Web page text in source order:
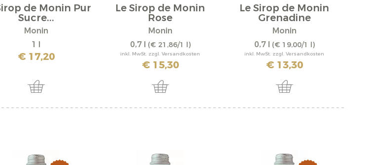
de Monin Pur
Sucre...
Monin
1 l
€ 17,20
Le Sirop de Monin
Rose
Monin
0,7 l (€ 21,86/1 l)
inkl. MwSt. zzgl. Versandkosten
€ 15,30
Le Sirop de Monin
Grenadine
Monin
0,7 l (€ 19,00/1 l)
inkl. MwSt. zzgl. Versandkosten
€ 13,30